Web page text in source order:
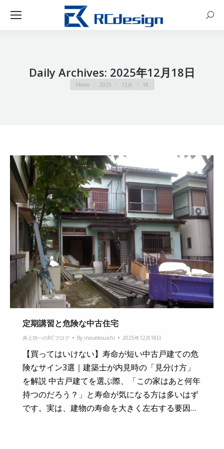
Daily Archives: 2025年12月18日
You are here:
Home 2025 12月 18
定期講習と危険な中古住宅
井上功一のRCブログ By inouekouichi 2025年12月18日
【買ってはいけない】寿命が短い中古戸建ての危
険なサイン3選｜建築士が内見時の「見分け方」
を解説 中古戸建てを選ぶ際、「この家はあと何年
持つのだろう？」と寿命が気になる方は多いはず
です。実は、建物の寿命を大きく左右する要因…